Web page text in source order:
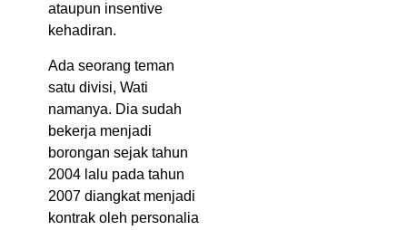
ataupun insentive
kehadiran.
Ada seorang teman
satu divisi, Wati
namanya. Dia sudah
bekerja menjadi
borongan sejak tahun
2004 lalu pada tahun
2007 diangkat menjadi
kontrak oleh personalia